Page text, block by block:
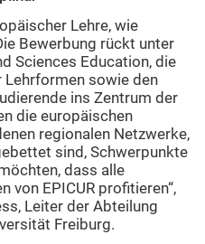
Lehre, wie
Bewerbung rückt unter
Sciences Education, die
sowie den
ins Zentrum der
die europäischen
regionalen Netzwerke,
sind, Schwerpunkte
dass alle
von EPICUR profitieren“,
Leiter der Abteilung
Freiburg.